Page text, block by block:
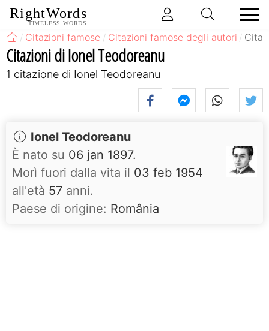
RightWords
TIMELESS WORDS
Citazioni famose Citazioni famose degli autori
Citazioni di Ionel Teodoreanu
1 citazione di Ionel Teodoreanu
Ionel Teodoreanu
È nato su 06 jan 1897.
Morì fuori dalla vita il 03 feb 1954
all'età 57 anni.
Paese di origine: România